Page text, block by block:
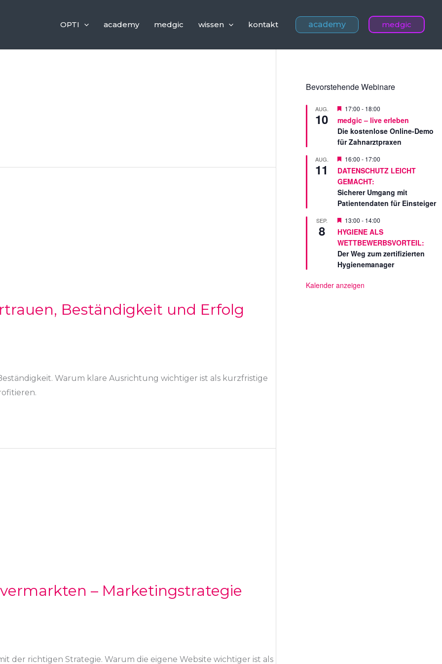
OPTI academy medgic wissen kontakt academy medgic
Beständigkeit und Erfolg
Warum klare Ausrichtung wichtiger ist als kurzfristige
– Marketingstrategie
richtigen Strategie. Warum die eigene Website wichtiger ist als
Bevorstehende Webinare
AUG.
10
V
r
g
e
s
e
l
l
t
17:00 - 18:00
medgic – live erleben
Die kostenlose Online-Demo
für Zahnarztpraxen
AUG.
11
V
o
r
g
e
s
t
l
l
t
16:00 - 17:00
DATENSCHUTZ LEICHT
GEMACHT:
Sicherer Umgang mit
Patientendaten für Einsteiger
SEP.
8
V
o
r
g
e
s
t
l
l
13:00 - 14:00
HYGIENE ALS
WETTBEWERBSVORTEIL:
Der Weg zum zertifizierten
Hygienemanager
Kalender anzeigen